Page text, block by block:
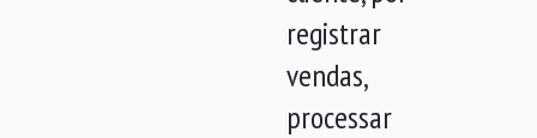
registrar
vendas,
processar